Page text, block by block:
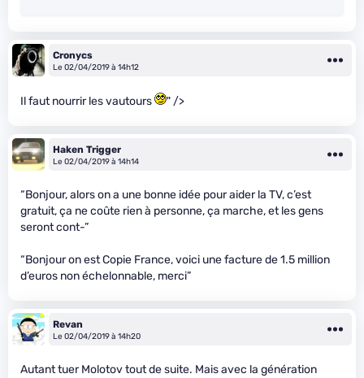
Cronycs
Le 02/04/2019 à 14h12
Il faut nourrir les vautours " />
Haken Trigger
Le 02/04/2019 à 14h14
“Bonjour, alors on a une bonne idée pour aider la TV, c’est
gratuit, ça ne coûte rien à personne, ça marche, et les gens
seront cont-”
“Bonjour on est Copie France, voici une facture de 1.5 million
d’euros non échelonnable, merci”
Revan
Le 02/04/2019 à 14h20
Autant tuer Molotov tout de suite. Mais avec la génération